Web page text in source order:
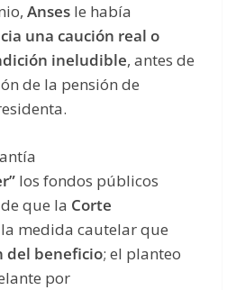
Anses le había
una caución real o
ineludible, antes de
de la pensión de
los fondos públicos
que la Corte
medida cautelar que
del beneficio; el planteo
por